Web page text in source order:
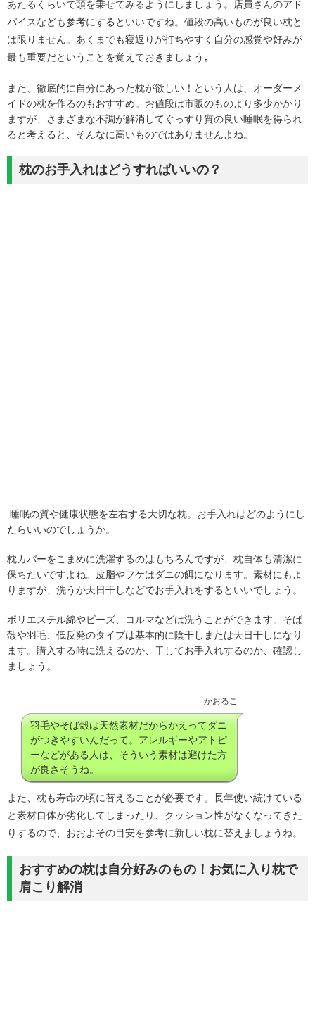
あたるくらいで頭を乗せてみるようにしましょう。店員さんのアド
バイスなども参考にするといいですね。値段の高いものが良い枕と
は限りません。あくまでも寝返りが打ちやすく自分の感覚や好みが
最も重要だということを覚えておきましょう 。
また、徹底的に自分にあった枕が欲しい！という人は、オーダーメ
イドの枕を作るのもおすすめ。お値段は市販のものより多少かかり
ますが、さまざまな不調が解消してぐっすり質の良い睡眠を得られ
ると考えると、そんなに高いものではありませんよね。
枕のお手入れはどうすればいいの？
睡眠の質や健康状態を左右する大切な枕。お手入れはどのようにし
たらいいのでしょうか。
枕カバーをこまめに洗濯するのはもちろんですが、枕自体も清潔に
保ちたいですよね。皮脂やフケはダニの餌になります。素材にもよ
りますが、洗うか天日干しなどでお手入れをするといいでしょう。
ポリエステル綿やビーズ、コルマなどは洗うことができます。そば
殻や羽毛、低反発のタイプは基本的に陰干しまたは天日干しになり
ます。購入する時に洗えるのか、干してお手入れするのか、確認し
ましょう。
かおるこ
羽毛やそば殻は天然素材だからかえってダニ
がつきやすいんだって。アレルギーやアトピ
ーなどがある人は、そういう素材は避けた方
が良さそうね。
また、枕も寿命の頃に替えることが必要です。長年使い続けている
と素材自体が劣化してしまったり、クッション性がなくなってきた
りするので、おおよその目安を参考に新しい枕に替えましょうね。
おすすめの枕は自分好みのもの！お気に入り枕で
肩こり解消